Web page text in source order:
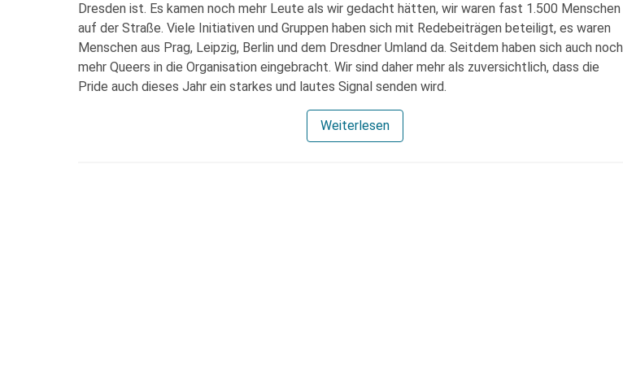
Dresden ist. Es kamen noch mehr Leute als wir gedacht hätten, wir waren fast 1.500 Menschen
auf der Straße. Viele Initiativen und Gruppen haben sich mit Redebeiträgen beteiligt, es waren
Menschen aus Prag, Leipzig, Berlin und dem Dresdner Umland da. Seitdem haben sich auch noch
mehr Queers in die Organisation eingebracht. Wir sind daher mehr als zuversichtlich, dass die
Pride auch dieses Jahr ein starkes und lautes Signal senden wird.
Weiterlesen